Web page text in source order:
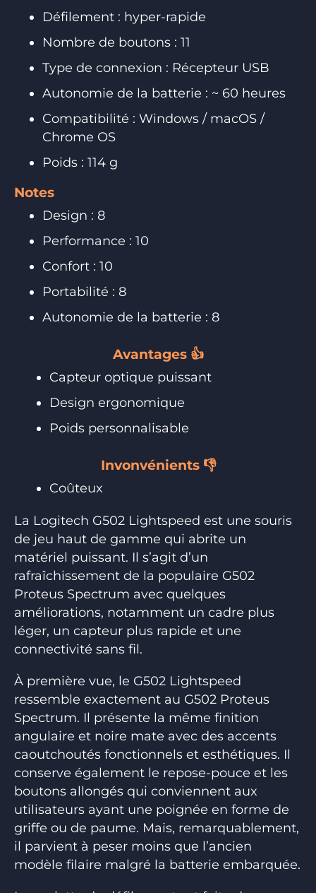
Défilement : hyper-rapide
Nombre de boutons : 11
Type de connexion : Récepteur USB
Autonomie de la batterie : ~ 60 heures
Compatibilité : Windows / macOS /
Chrome OS
Poids : 114 g
Notes
Design : 8
Performance : 10
Confort : 10
Portabilité : 8
Autonomie de la batterie : 8
Avantages 👍
Capteur optique puissant
Design ergonomique
Poids personnalisable
Invonvénients 👎
Coûteux
La Logitech G502 Lightspeed est une souris
de jeu haut de gamme qui abrite un
matériel puissant. Il s’agit d’un
rafraîchissement de la populaire G502
Proteus Spectrum avec quelques
améliorations, notamment un cadre plus
léger, un capteur plus rapide et une
connectivité sans fil.
À première vue, le G502 Lightspeed
ressemble exactement au G502 Proteus
Spectrum. Il présente la même finition
angulaire et noire mate avec des accents
caoutchoutés fonctionnels et esthétiques. Il
conserve également le repose-pouce et les
boutons allongés qui conviennent aux
utilisateurs ayant une poignée en forme de
griffe ou de paume. Mais, remarquablement,
il parvient à peser moins que l’ancien
modèle filaire malgré la batterie embarquée.